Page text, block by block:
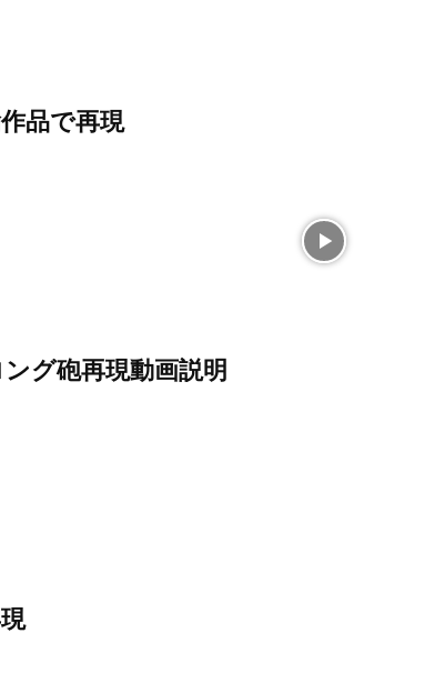
品で再現
グ砲再現動画説明